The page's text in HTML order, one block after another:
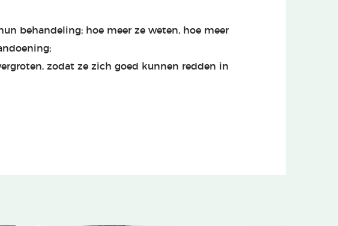
behandeling; hoe meer ze weten, hoe meer
zodat ze zich goed kunnen redden in